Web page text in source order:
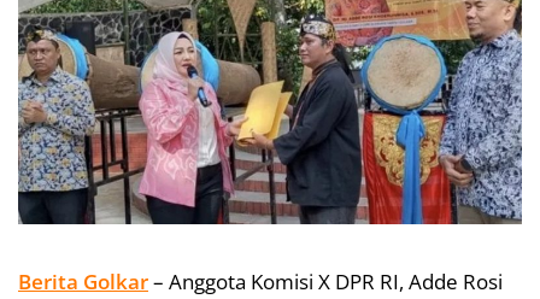
Berita Golkar– Anggota Komisi X DPR RI, Adde Rosi